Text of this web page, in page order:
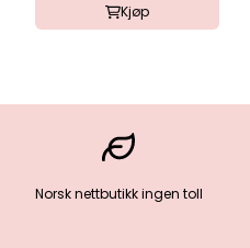
Kjøp
Norsk nettbutikk ingen toll